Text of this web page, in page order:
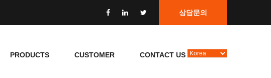
상담문의
PRODUCTS CUSTOMER CONTACT US